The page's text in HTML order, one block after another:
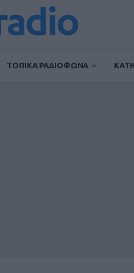
ΤΟΠΙΚΑ ΡΑΔΙΟΦΩΝΑ